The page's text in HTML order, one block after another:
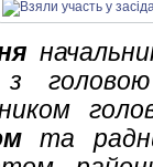
з
та